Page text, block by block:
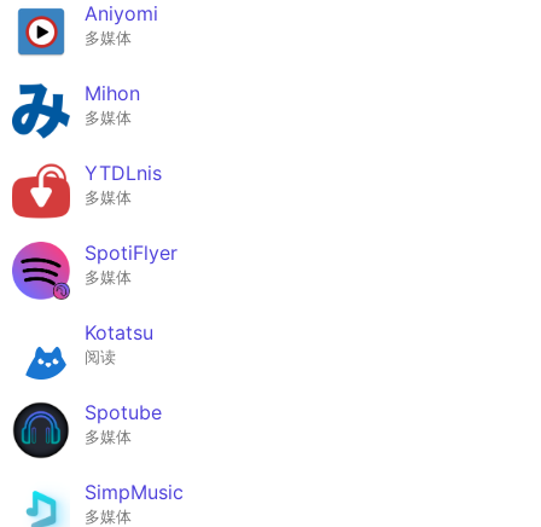
Aniyomi
多媒体
Mihon
多媒体
YTDLnis
多媒体
SpotiFlyer
多媒体
Kotatsu
阅读
Spotube
多媒体
SimpMusic
多媒体